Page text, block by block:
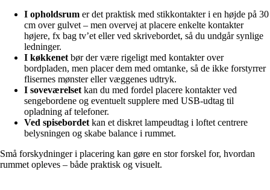
I opholdsrum er det praktisk med stikkontakter i en højde på 30
cm over gulvet – men overvej at placere enkelte kontakter
højere, fx bag tv’et eller ved skrivebordet, så du undgår synlige
ledninger.
I køkkenetbør der være rigeligt med kontakter over
bordpladen, men placer dem med omtanke, så de ikke forstyrrer
flisernes mønster eller væggenes udtryk.
I soveværelsetkan du med fordel placere kontakter ved
sengebordene og eventuelt supplere med USB-udtag til
opladning af telefoner.
Ved spisebordetkan et diskret lampeudtag i loftet centrere
belysningen og skabe balance i rummet.
Små forskydninger i placering kan gøre en stor forskel for, hvordan
rummet opleves – både praktisk og visuelt.